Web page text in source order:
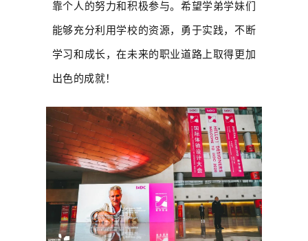
靠个人的努力和积极参与。希望学弟学妹们
能够充分利用学校的资源，勇于实践，不断
学习和成长，在未来的职业道路上取得更加
出色的成就！